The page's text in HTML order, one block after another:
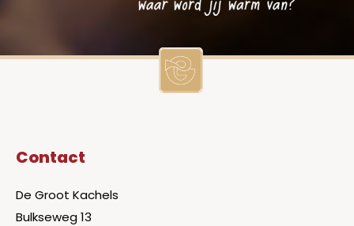
Contact
De Groot Kachels
Bulkseweg 13